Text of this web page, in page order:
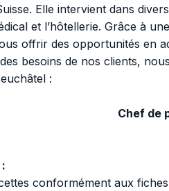
Elle intervient dans
et l’hôtellerie. Grâce à
offrir des opportunités en
besoins de nos clients,
:
Chef de
conformément aux